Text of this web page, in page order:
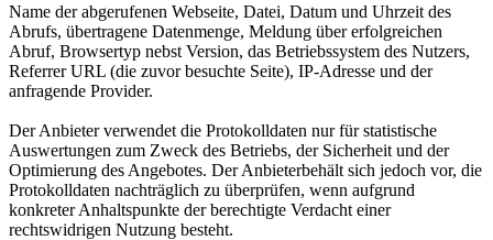
Name der abgerufenen Webseite, Datei, Datum und Uhrzeit des
Abrufs, übertragene Datenmenge, Meldung über erfolgreichen
Abruf, Browsertyp nebst Version, das Betriebssystem des Nutzers,
Referrer URL (die zuvor besuchte Seite), IP-Adresse und der
anfragende Provider.
Der Anbieter verwendet die Protokolldaten nur für statistische
Auswertungen zum Zweck des Betriebs, der Sicherheit und der
Optimierung des Angebotes. Der Anbieterbehält sich jedoch vor, die
Protokolldaten nachträglich zu überprüfen, wenn aufgrund
konkreter Anhaltspunkte der berechtigte Verdacht einer
rechtswidrigen Nutzung besteht.